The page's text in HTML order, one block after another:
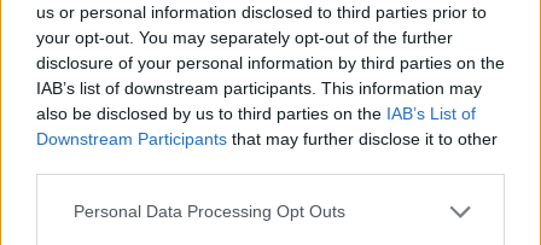
us or personal information disclosed to third parties prior to
your opt-out. You may separately opt-out of the further
disclosure of your personal information by third parties on the
IAB’s list of downstream participants. This information may
also be disclosed by us to third parties on the IAB’s List of
Downstream Participants that may further disclose it to other
Personal Data Processing Opt Outs
315,50 €
- +
24 mesiacov